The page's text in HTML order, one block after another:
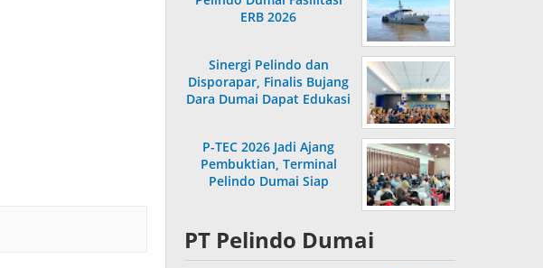
ERB 2026
Sinergi Pelindo dan
Disporapar, Finalis Bujang
Dara Dumai Dapat Edukasi
P-TEC 2026 Jadi Ajang
Pembuktian, Terminal
Pelindo Dumai Siap
PT Pelindo Dumai